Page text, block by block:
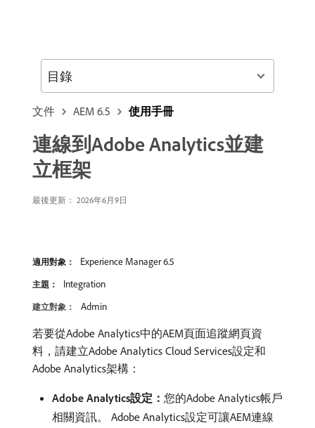
文件 AEM 6.5 使用手冊
連線到Adobe Analytics並建
立框架
最後更新： 2026年6月9日
適用對象： Experience Manager 6.5
主題： Integration
建立對象： Admin
若要從Adobe Analytics中的AEM頁面追蹤網頁資
料，請建立Adobe Analytics Cloud Services設定和
Adobe Analytics架構：
Adobe Analytics設定： ​您的Adobe Analytics帳戶
相關資訊。 Adobe Analytics設定可讓AEM連線
目錄